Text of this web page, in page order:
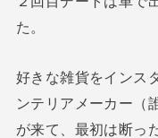
た。
好きな雑貨をインス
ンテリアメーカー（
が来て、最初は断っ